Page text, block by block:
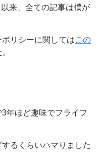
来、全ての記事は僕が
リシーに関してはこの
年ほど趣味でフライフ
るくらいハマりました